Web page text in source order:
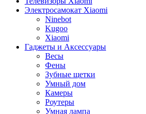
Электросамокат Xiaomi
Ninebot
Kugoo
Xiaomi
Гаджеты и Аксессуары
Весы
Фены
Зубные щетки
Умный дом
Камеры
Роутеры
Умная лампа